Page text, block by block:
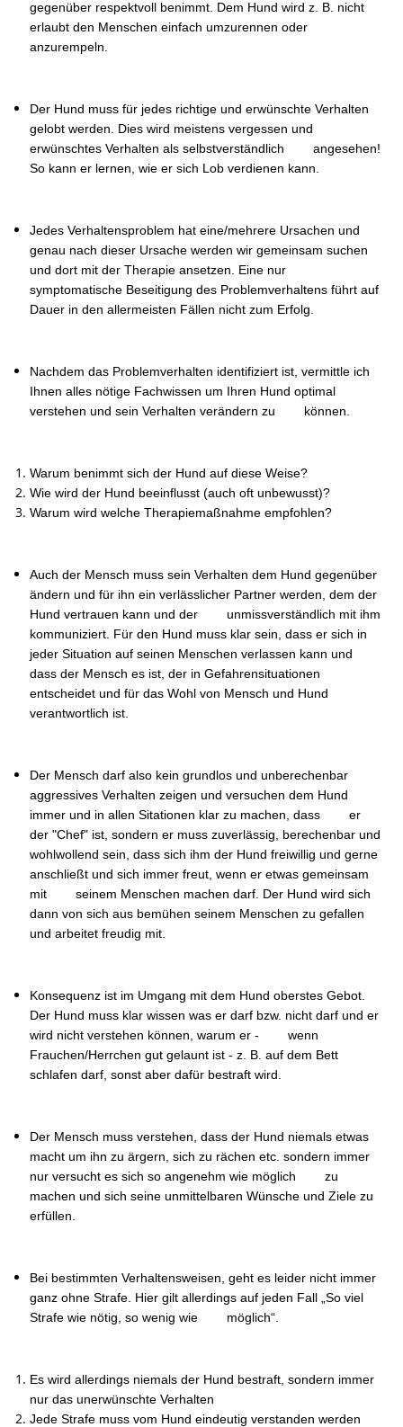
gegenüber respektvoll benimmt. Dem Hund wird z. B. nicht
erlaubt den Menschen einfach umzurennen oder
anzurempeln.
Der Hund muss für jedes richtige und erwünschte Verhalten
gelobt werden. Dies wird meistens vergessen und
erwünschtes Verhalten als selbstverständlich angesehen!
So kann er lernen, wie er sich Lob verdienen kann.
Jedes Verhaltensproblem hat eine/mehrere Ursachen und
genau nach dieser Ursache werden wir gemeinsam suchen
und dort mit der Therapie ansetzen. Eine nur
symptomatische Beseitigung des Problemverhaltens führt auf
Dauer in den allermeisten Fällen nicht zum Erfolg.
Nachdem das Problemverhalten identifiziert ist, vermittle ich
Ihnen alles nötige Fachwissen um Ihren Hund optimal
verstehen und sein Verhalten verändern zu können.
Warum benimmt sich der Hund auf diese Weise?
Wie wird der Hund beeinflusst (auch oft unbewusst)?
Warum wird welche Therapiemaßnahme empfohlen?
Auch der Mensch muss sein Verhalten dem Hund gegenüber
ändern und für ihn ein verlässlicher Partner werden, dem der
Hund vertrauen kann und der unmissverständlich mit ihm
kommuniziert. Für den Hund muss klar sein, dass er sich in
jeder Situation auf seinen Menschen verlassen kann und
dass der Mensch es ist, der in Gefahrensituationen
entscheidet und für das Wohl von Mensch und Hund
verantwortlich ist.
Der Mensch darf also kein grundlos und unberechenbar
aggressives Verhalten zeigen und versuchen dem Hund
immer und in allen Sitationen klar zu machen, dass er
der "Chef" ist, sondern er muss zuverlässig, berechenbar und
wohlwollend sein, dass sich ihm der Hund freiwillig und gerne
anschließt und sich immer freut, wenn er etwas gemeinsam
mit seinem Menschen machen darf. Der Hund wird sich
dann von sich aus bemühen seinem Menschen zu gefallen
und arbeitet freudig mit.
Konsequenz ist im Umgang mit dem Hund oberstes Gebot.
Der Hund muss klar wissen was er darf bzw. nicht darf und er
wird nicht verstehen können, warum er - wenn
Frauchen/Herrchen gut gelaunt ist - z. B. auf dem Bett
schlafen darf, sonst aber dafür bestraft wird.
Der Mensch muss verstehen, dass der Hund niemals etwas
macht um ihn zu ärgern, sich zu rächen etc. sondern immer
nur versucht es sich so angenehm wie möglich zu
machen und sich seine unmittelbaren Wünsche und Ziele zu
erfüllen.
Bei bestimmten Verhaltensweisen, geht es leider nicht immer
ganz ohne Strafe. Hier gilt allerdings auf jeden Fall „So viel
Strafe wie nötig, so wenig wie möglich“.
Es wird allerdings niemals der Hund bestraft, sondern immer
nur das unerwünschte Verhalten
Jede Strafe muss vom Hund eindeutig verstanden werden